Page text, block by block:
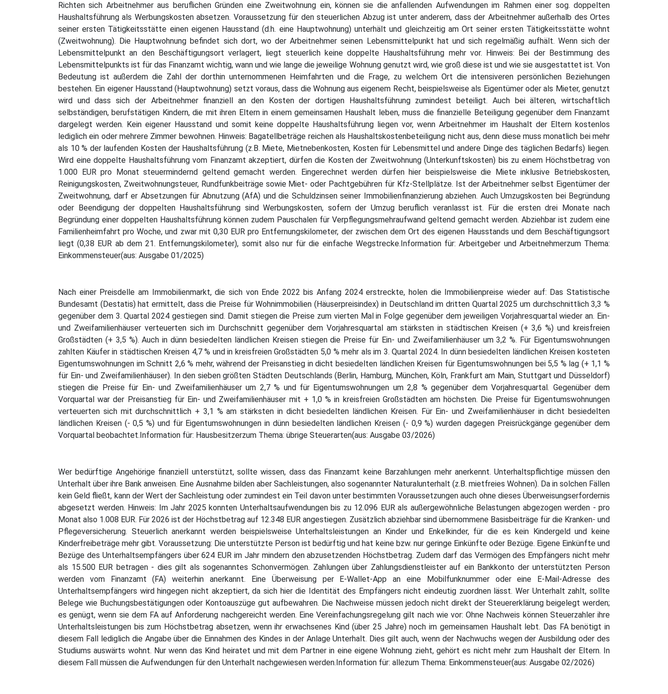
Richten sich Arbeitnehmer aus beruflichen Gründen eine Zweitwohnung ein, können sie die anfallenden Aufwendungen im Rahmen einer sog. doppelten
Haushaltsführung als Werbungskosten absetzen. Voraussetzung für den steuerlichen Abzug ist unter anderem, dass der Arbeitnehmer außerhalb des Ortes
seiner ersten Tätigkeitsstätte einen eigenen Hausstand (d.h. eine Hauptwohnung) unterhält und gleichzeitig am Ort seiner ersten Tätigkeitsstätte wohnt
(Zweitwohnung). Die Hauptwohnung befindet sich dort, wo der Arbeitnehmer seinen Lebensmittelpunkt hat und sich regelmäßig aufhält. Wenn sich der
Lebensmittelpunkt an den Beschäftigungsort verlagert, liegt steuerlich keine doppelte Haushaltsführung mehr vor. Hinweis: Bei der Bestimmung des
Lebensmittelpunkts ist für das Finanzamt wichtig, wann und wie lange die jeweilige Wohnung genutzt wird, wie groß diese ist und wie sie ausgestattet ist. Von
Bedeutung ist außerdem die Zahl der dorthin unternommenen Heimfahrten und die Frage, zu welchem Ort die intensiveren persönlichen Beziehungen
bestehen. Ein eigener Hausstand (Hauptwohnung) setzt voraus, dass die Wohnung aus eigenem Recht, beispielsweise als Eigentümer oder als Mieter, genutzt
wird und dass sich der Arbeitnehmer finanziell an den Kosten der dortigen Haushaltsführung zumindest beteiligt. Auch bei älteren, wirtschaftlich
selbständigen, berufstätigen Kindern, die mit ihren Eltern in einem gemeinsamen Haushalt leben, muss die finanzielle Beteiligung gegenüber dem Finanzamt
dargelegt werden. Kein eigener Hausstand und somit keine doppelte Haushaltsführung liegen vor, wenn Arbeitnehmer im Haushalt der Eltern kostenlos
lediglich ein oder mehrere Zimmer bewohnen. Hinweis: Bagatellbeträge reichen als Haushaltskostenbeteiligung nicht aus, denn diese muss monatlich bei mehr
als 10 % der laufenden Kosten der Haushaltsführung (z.B. Miete, Mietnebenkosten, Kosten für Lebensmittel und andere Dinge des täglichen Bedarfs) liegen.
Wird eine doppelte Haushaltsführung vom Finanzamt akzeptiert, dürfen die Kosten der Zweitwohnung (Unterkunftskosten) bis zu einem Höchstbetrag von
1.000 EUR pro Monat steuermindernd geltend gemacht werden. Eingerechnet werden dürfen hier beispielsweise die Miete inklusive Betriebskosten,
Reinigungskosten, Zweitwohnungsteuer, Rundfunkbeiträge sowie Miet- oder Pachtgebühren für Kfz-Stellplätze. Ist der Arbeitnehmer selbst Eigentümer der
Zweitwohnung, darf er Absetzungen für Abnutzung (AfA) und die Schuldzinsen seiner Immobilienfinanzierung abziehen. Auch Umzugskosten bei Begründung
oder Beendigung der doppelten Haushaltsführung sind Werbungskosten, sofern der Umzug beruflich veranlasst ist. Für die ersten drei Monate nach
Begründung einer doppelten Haushaltsführung können zudem Pauschalen für Verpflegungsmehraufwand geltend gemacht werden. Abziehbar ist zudem eine
Familienheimfahrt pro Woche, und zwar mit 0,30 EUR pro Entfernungskilometer, der zwischen dem Ort des eigenen Hausstands und dem Beschäftigungsort
liegt (0,38 EUR ab dem 21. Entfernungskilometer), somit also nur für die einfache Wegstrecke.Information für: Arbeitgeber und Arbeitnehmerzum Thema:
Einkommensteuer(aus: Ausgabe 01/2025)
Nach einer Preisdelle am Immobilienmarkt, die sich von Ende 2022 bis Anfang 2024 erstreckte, holen die Immobilienpreise wieder auf: Das Statistische
Bundesamt (Destatis) hat ermittelt, dass die Preise für Wohnimmobilien (Häuserpreisindex) in Deutschland im dritten Quartal 2025 um durchschnittlich 3,3 %
gegenüber dem 3. Quartal 2024 gestiegen sind. Damit stiegen die Preise zum vierten Mal in Folge gegenüber dem jeweiligen Vorjahresquartal wieder an. Ein-
und Zweifamilienhäuser verteuerten sich im Durchschnitt gegenüber dem Vorjahresquartal am stärksten in städtischen Kreisen (+ 3,6 %) und kreisfreien
Großstädten (+ 3,5 %). Auch in dünn besiedelten ländlichen Kreisen stiegen die Preise für Ein- und Zweifamilienhäuser um 3,2 %. Für Eigentumswohnungen
zahlten Käufer in städtischen Kreisen 4,7 % und in kreisfreien Großstädten 5,0 % mehr als im 3. Quartal 2024. In dünn besiedelten ländlichen Kreisen kosteten
Eigentumswohnungen im Schnitt 2,6 % mehr, während der Preisanstieg in dicht besiedelten ländlichen Kreisen für Eigentumswohnungen bei 5,5 % lag (+ 1,1 %
für Ein- und Zweifamilienhäuser). In den sieben größten Städten Deutschlands (Berlin, Hamburg, München, Köln, Frankfurt am Main, Stuttgart und Düsseldorf)
stiegen die Preise für Ein- und Zweifamilienhäuser um 2,7 % und für Eigentumswohnungen um 2,8 % gegenüber dem Vorjahresquartal. Gegenüber dem
Vorquartal war der Preisanstieg für Ein- und Zweifamilienhäuser mit + 1,0 % in kreisfreien Großstädten am höchsten. Die Preise für Eigentumswohnungen
verteuerten sich mit durchschnittlich + 3,1 % am stärksten in dicht besiedelten ländlichen Kreisen. Für Ein- und Zweifamilienhäuser in dicht besiedelten
ländlichen Kreisen (- 0,5 %) und für Eigentumswohnungen in dünn besiedelten ländlichen Kreisen (- 0,9 %) wurden dagegen Preisrückgänge gegenüber dem
Vorquartal beobachtet.Information für: Hausbesitzerzum Thema: übrige Steuerarten(aus: Ausgabe 03/2026)
Wer bedürftige Angehörige finanziell unterstützt, sollte wissen, dass das Finanzamt keine Barzahlungen mehr anerkennt. Unterhaltspflichtige müssen den
Unterhalt über ihre Bank anweisen. Eine Ausnahme bilden aber Sachleistungen, also sogenannter Naturalunterhalt (z.B. mietfreies Wohnen). Da in solchen Fällen
kein Geld fließt, kann der Wert der Sachleistung oder zumindest ein Teil davon unter bestimmten Voraussetzungen auch ohne dieses Überweisungserfordernis
abgesetzt werden. Hinweis: Im Jahr 2025 konnten Unterhaltsaufwendungen bis zu 12.096 EUR als außergewöhnliche Belastungen abgezogen werden - pro
Monat also 1.008 EUR. Für 2026 ist der Höchstbetrag auf 12.348 EUR angestiegen. Zusätzlich abziehbar sind übernommene Basisbeiträge für die Kranken- und
Pflegeversicherung. Steuerlich anerkannt werden beispielsweise Unterhaltsleistungen an Kinder und Enkelkinder, für die es kein Kindergeld und keine
Kinderfreibeträge mehr gibt. Voraussetzung: Die unterstützte Person ist bedürftig und hat keine bzw. nur geringe Einkünfte oder Bezüge. Eigene Einkünfte und
Bezüge des Unterhaltsempfängers über 624 EUR im Jahr mindern den abzusetzenden Höchstbetrag. Zudem darf das Vermögen des Empfängers nicht mehr
als 15.500 EUR betragen - dies gilt als sogenanntes Schonvermögen. Zahlungen über Zahlungsdienstleister auf ein Bankkonto der unterstützten Person
werden vom Finanzamt (FA) weiterhin anerkannt. Eine Überweisung per E-Wallet-App an eine Mobilfunknummer oder eine E-Mail-Adresse des
Unterhaltsempfängers wird hingegen nicht akzeptiert, da sich hier die Identität des Empfängers nicht eindeutig zuordnen lässt. Wer Unterhalt zahlt, sollte
Belege wie Buchungsbestätigungen oder Kontoauszüge gut aufbewahren. Die Nachweise müssen jedoch nicht direkt der Steuererklärung beigelegt werden;
es genügt, wenn sie dem FA auf Anforderung nachgereicht werden. Eine Vereinfachungsregelung gilt nach wie vor: Ohne Nachweis können Steuerzahler ihre
Unterhaltsleistungen bis zum Höchstbetrag absetzen, wenn ihr erwachsenes Kind (über 25 Jahre) noch im gemeinsamen Haushalt lebt. Das FA benötigt in
diesem Fall lediglich die Angabe über die Einnahmen des Kindes in der Anlage Unterhalt. Dies gilt auch, wenn der Nachwuchs wegen der Ausbildung oder des
Studiums auswärts wohnt. Nur wenn das Kind heiratet und mit dem Partner in eine eigene Wohnung zieht, gehört es nicht mehr zum Haushalt der Eltern. In
diesem Fall müssen die Aufwendungen für den Unterhalt nachgewiesen werden.Information für: allezum Thema: Einkommensteuer(aus: Ausgabe 02/2026)